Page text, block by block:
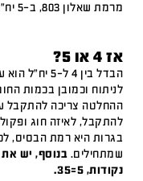
מרמת שאלון 803, ב-5 יח"ל נתחיל מרמת שאלון 805.
אז 4 או 5?
הבדל בין 4
לניתוח וכמובן בכמות
ההחלטה צריכה להתקבל
בגרות היא רמת הבסיס,
שמתחילים.
נקודות, 5=35.